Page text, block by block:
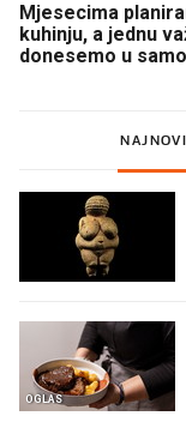
Mjesecima
kuhinju, a jednu
donesemo u
OGLAS